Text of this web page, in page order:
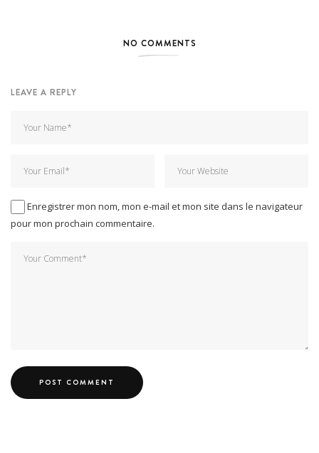
NO COMMENTS
LEAVE A REPLY
Enregistrer mon nom, mon e-mail et mon site dans le navigateur
pour mon prochain commentaire.